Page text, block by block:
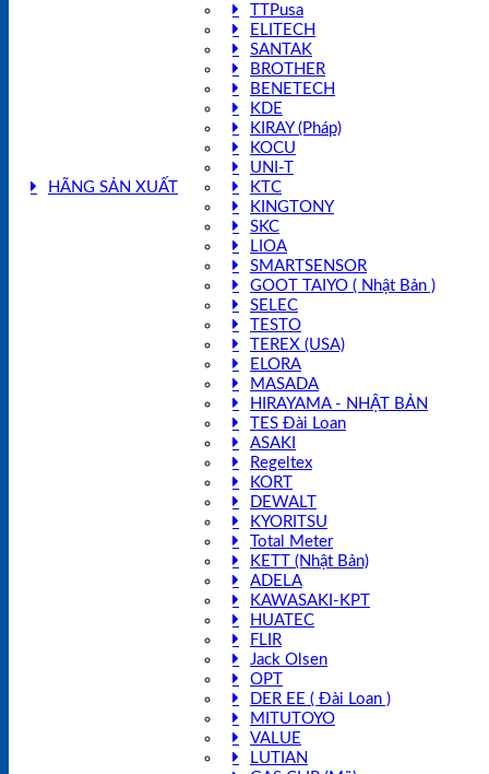
HÃNG SẢN XUẤT
TTPusa
ELITECH
SANTAK
BROTHER
BENETECH
KDE
KIRAY (Pháp)
KOCU
UNI-T
KTC
KINGTONY
SKC
LIOA
SMARTSENSOR
GOOT TAIYO ( Nhật Bản )
SELEC
TESTO
TEREX (USA)
ELORA
MASADA
HIRAYAMA - NHẬT BẢN
TES Đài Loan
ASAKI
Regeltex
KORT
DEWALT
KYORITSU
Total Meter
KETT (Nhật Bản)
ADELA
KAWASAKI-KPT
HUATEC
FLIR
Jack Olsen
OPT
DER EE ( Đài Loan )
MITUTOYO
VALUE
LUTIAN